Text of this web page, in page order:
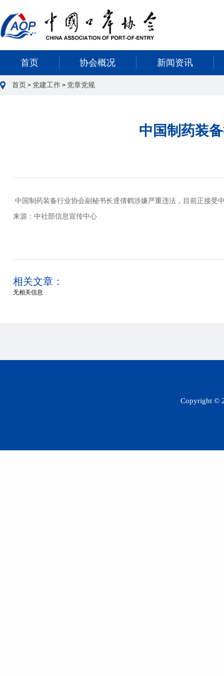
首页 协会概况 新闻资讯
首页 > 党建工作 > 党章党规
中国制药装
中国 制药装备行业协会副秘书长遆倩鹤涉嫌严重违法，目前正接受
来源：中社部信息宣传中心
相关文章：
无相关信息
Copyright ©